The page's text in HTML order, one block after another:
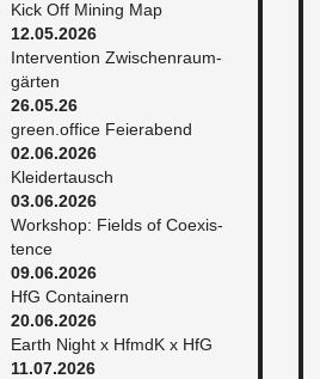
Kick Off Mi­ning Map
12.05.2026
In­ter­ven­ti­on Zwi­schen­raum­
gär­ten
26.05.26
green.​office Fei­er­abend
02.06.2026
Klei­der­tausch
03.06.2026
Work­shop: Fiel­ds of Co­exis­
tence
09.06.2026
HfG Con­tai­nern
20.06.2026
Earth Night x HfmdK x HfG
11.07.2026